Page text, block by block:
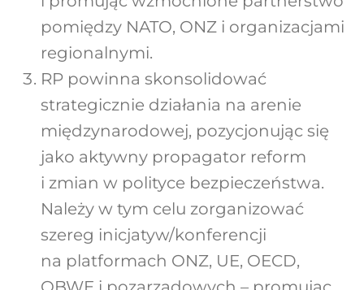
pomiędzy NATO, ONZ i organizacjami
regionalnymi.
RP powinna skonsolidować
strategicznie działania na arenie
międzynarodowej, pozycjonując się
jako aktywny propagator reform
i zmian w polityce bezpieczeństwa.
Należy w tym celu zorganizować
szereg inicjatyw/konferencji
na platformach ONZ, UE, OECD,